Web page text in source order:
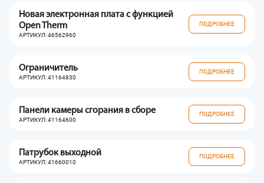
Новая электронная плата с функцией
Open Therm
АРТИКУЛ: 46562960
ПОДРОБНЕЕ
Ограничитель
АРТИКУЛ: 41164830
ПОДРОБНЕЕ
Панели камеры сгорания в сборе
АРТИКУЛ: 41164600
ПОДРОБНЕЕ
Патрубок выходной
АРТИКУЛ: 41660010
ПОДРОБНЕЕ